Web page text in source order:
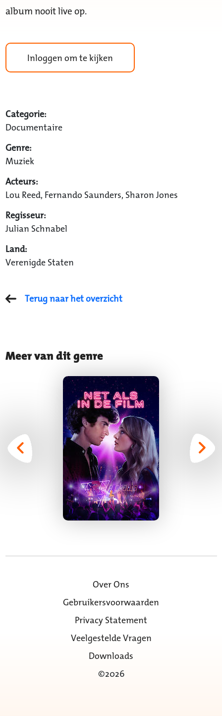
album nooit live op.
Inloggen om te kijken
Categorie:
Documentaire
Genre:
Muziek
Acteurs:
Lou Reed, Fernando Saunders, Sharon Jones
Regisseur:
Julian Schnabel
Land:
Verenigde Staten
Terug naar het overzicht
Meer van dit genre
Over Ons
Gebruikersvoorwaarden
Privacy Statement
Veelgestelde Vragen
Downloads
©2026